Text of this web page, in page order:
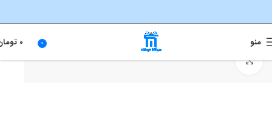
منو 0
0
برای بزرگنمایی کلیک کنید